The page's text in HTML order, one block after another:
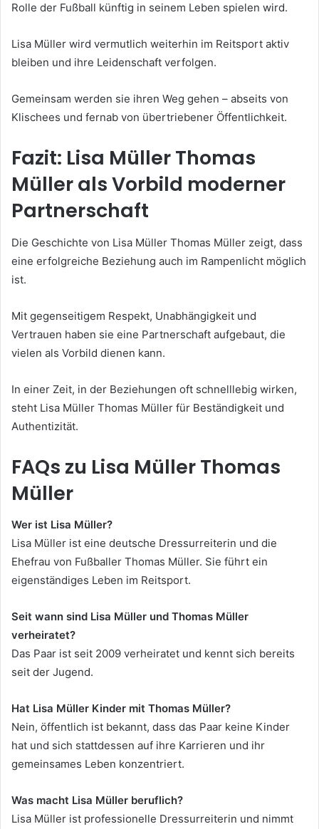
Rolle der Fußball künftig in seinem Leben spielen wird.
Lisa Müller wird vermutlich weiterhin im Reitsport aktiv
bleiben und ihre Leidenschaft verfolgen.
Gemeinsam werden sie ihren Weg gehen – abseits von
Klischees und fernab von übertriebener Öffentlichkeit.
Fazit: Lisa Müller Thomas
Müller als Vorbild moderner
Partnerschaft
Die Geschichte von Lisa Müller Thomas Müller zeigt, dass
eine erfolgreiche Beziehung auch im Rampenlicht möglich
ist.
Mit gegenseitigem Respekt, Unabhängigkeit und
Vertrauen haben sie eine Partnerschaft aufgebaut, die
vielen als Vorbild dienen kann.
In einer Zeit, in der Beziehungen oft schnelllebig wirken,
steht Lisa Müller Thomas Müller für Beständigkeit und
Authentizität.
FAQs zu Lisa Müller Thomas
Müller
Wer ist Lisa Müller?
Lisa Müller ist eine deutsche Dressurreiterin und die
Ehefrau von Fußballer Thomas Müller. Sie führt ein
eigenständiges Leben im Reitsport.
Seit wann sind Lisa Müller und Thomas Müller
verheiratet?
Das Paar ist seit 2009 verheiratet und kennt sich bereits
seit der Jugend.
Hat Lisa Müller Kinder mit Thomas Müller?
Nein, öffentlich ist bekannt, dass das Paar keine Kinder
hat und sich stattdessen auf ihre Karrieren und ihr
gemeinsames Leben konzentriert.
Was macht Lisa Müller beruflich?
Lisa Müller ist professionelle Dressurreiterin und nimmt